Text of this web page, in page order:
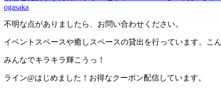
ogasaka
不明な点がありましたら、お問い合わせください。
イベントスペースや癒しスペースの貸出を行っています。こ
みんなでキラキラ輝こうっ！
ライン@はじめました！お得なクーポン配信しています。